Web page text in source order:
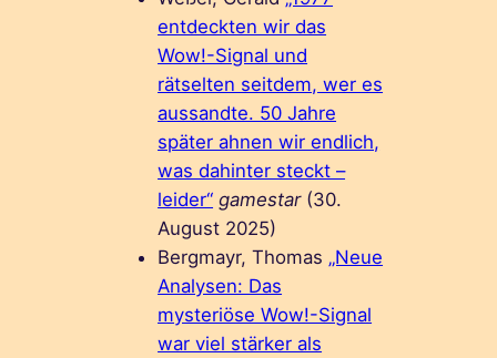
entdeckten wir das
Wow!-Signal und
rätselten seitdem, wer es
aussandte. 50 Jahre
später ahnen wir endlich,
was dahinter steckt –
leider“ gamestar(30.
August 2025)
Bergmayr, Thomas „Neue
Analysen: Das
mysteriöse Wow!-Signal
war viel stärker als